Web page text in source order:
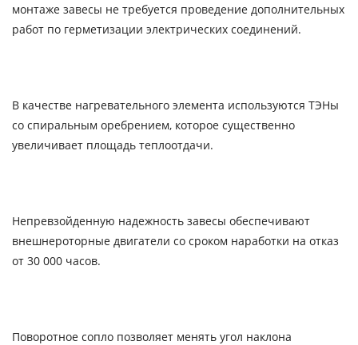
монтаже завесы не требуется проведение дополнительных
работ по герметизации электрических соединений.
В качестве нагревательного элемента используются ТЭНы
со спиральным оребрением, которое существенно
увеличивает площадь теплоотдачи.
Непревзойденную надежность завесы обеспечивают
внешнероторные двигатели со сроком наработки на отказ
от 30 000 часов.
Поворотное сопло позволяет менять угол наклона